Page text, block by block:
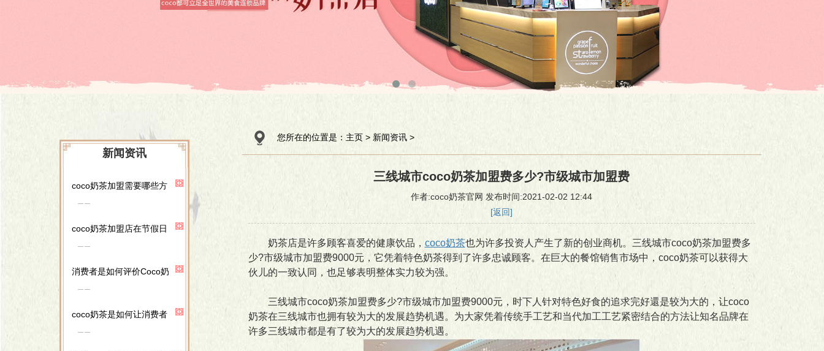
新闻资讯
coco奶茶加盟需要哪些方
coco奶茶加盟店在节假日
消费者是如何评价Coco奶
coco奶茶是如何让消费者
您所在的位置是： 主页> 新闻资讯>
三线城市coco奶茶加盟费多少?市级城市加盟费
作者:coco奶茶官网 发布时间:2021-02-02 12:44
[返回]
奶茶店是许多顾客喜爱的健康饮品， coco奶茶也为许多投资人产生了新的创业商机。三线城市coco奶茶加盟费多
少?市级城市加盟费9000元，它凭着特色奶茶得到了许多忠诚顾客。在巨大的餐馆销售市场中，coco奶茶可以获得大
伙儿的一致认同，也足够表明整体实力较为强。
三线城市coco奶茶加盟费多少?市级城市加盟费9000元，时下人针对特色好食的追求完好還是较为大的，让coco
奶茶在三线城市也拥有较为大的发展趋势机遇。为大家凭着传统手工艺和当代加工工艺紧密结合的方法让知名品牌在
许多三线城市都是有了较为大的发展趋势机遇。